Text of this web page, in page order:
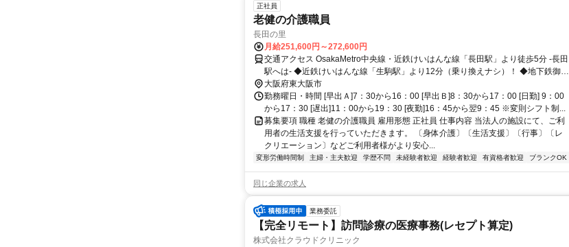
正社員
老健の介護職員
長田の里
月給251,600円～272,600円
交通アクセス OsakaMetro中央線・近鉄けいはんな線「長田駅」より徒歩5分 -長田
駅へは- ◆近鉄けいはんな線「生駒駅」より12分（乗り換えナシ）！ ◆地下鉄御堂
筋線、四ツ橋線、中央線「本町駅」より13分(乗り換えナシ)！ ※自転車、バイク通
勤可！
大阪府東大阪市
勤務曜日・時間 [早出Ａ]7：30から16：00 [早出Ｂ]8：30から17：00 [日勤] 9：00
から17：30 [遅出]11：00から19：30 [夜勤]16：45から翌9：45 ※変則シフト制...
募集要項 職種 老健の介護職員 雇用形態 正社員 仕事内容 当法人の施設にて、ご利
用者の生活支援を行っていただきます。 〔身体介護〕〔生活支援〕〔行事〕〔レ
クリエーション〕などご利用者様がより安心...
変形労働時間制 主婦・主夫歓迎 学歴不問 未経験者歓迎 経験者歓迎 有資格者歓迎 ブランクOK
同じ企業の求人
業務委託
【完全リモート】訪問診療の医療事務(レセプト算定)
株式会社クラウドクリニック